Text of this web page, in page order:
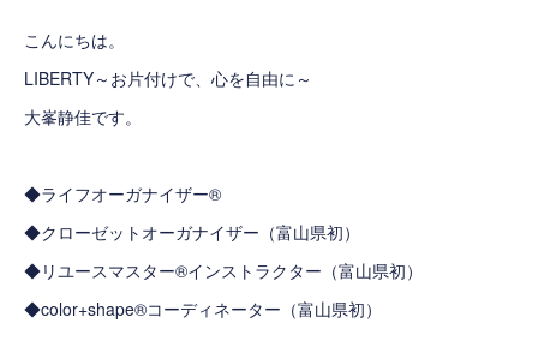
こんにちは。
LIBERTY～お片付けで、心を自由に～
大峯静佳です。
◆ライフオーガナイザー®
◆クローゼットオーガナイザー（富山県初）
◆リユースマスター®インストラクター（富山県初）
◆color+shape®コーディネーター（富山県初）